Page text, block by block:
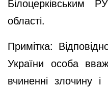
області.
Примітка:
України особа
вчиненні злочину